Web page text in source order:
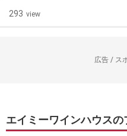
293 view
広告 / ス
エイミーワインハウス